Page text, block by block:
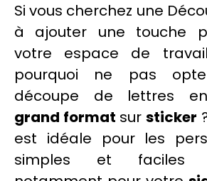
Si vous cherchez une
à ajouter une touche
votre espace de
pourquoi ne pas
découpe de lettres
grand format sursticker
est idéale pour les
simples et faciles